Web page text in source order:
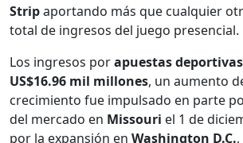
Stripapor­tan­do más que cualquier
total de ingre­sos del juego pres­en­cial.
Los ingre­sos porapues­tas deporti­vas
US$16.96 mil mil­lones, un aumen­to
crec­imien­to fue impul­sa­do en parte
del mer­ca­do en Mis­souri el 1 de
por la expan­sión en Wash­ing­ton D.C.